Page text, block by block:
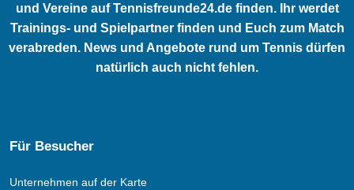
und Vereine auf Tennisfreunde24.de finden. Ihr werdet
Trainings- und Spielpartner finden und Euch zum Match
verabreden. News und Angebote rund um Tennis dürfen
natürlich auch nicht fehlen.
Für Besucher
Unternehmen auf der Karte